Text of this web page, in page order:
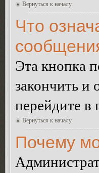
Вернуться к началу
Что
Эта кнопка
закончить и
перейдите в
Вернуться к началу
Почему